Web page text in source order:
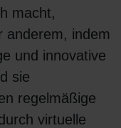
macht,
anderem, indem
und innovative
sie
regelmäßige
virtuelle